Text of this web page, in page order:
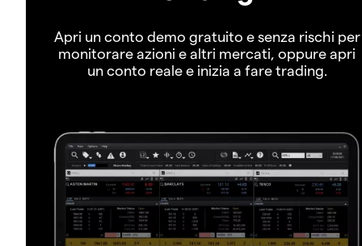
Apri un conto demo gratuito e senza rischi per
monitorare azioni e altri mercati, oppure apri
un conto reale e inizia a fare trading.